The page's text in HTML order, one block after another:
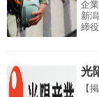
企
新
締
光
【